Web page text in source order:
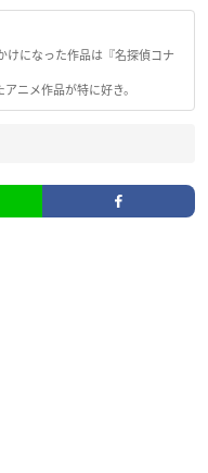
けになった作品は『名探偵コナ
ニメ作品が特に好き。